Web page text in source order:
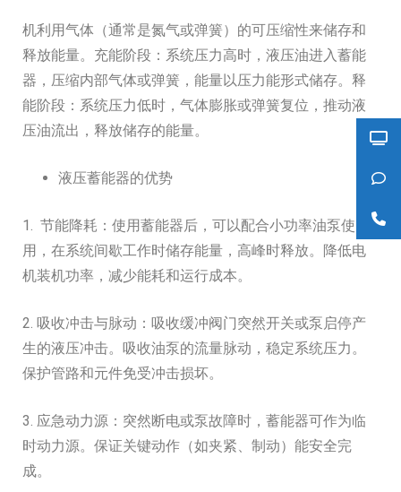
机利用气体（通常是氮气或弹簧）的可压缩性来储存和
释放能量。充能阶段：系统压力高时，液压油进入蓄能
器，压缩内部气体或弹簧，能量以压力能形式储存。释
能阶段：系统压力低时，气体膨胀或弹簧复位，推动液
压油流出，释放储存的能量。
液压蓄能器的优势
1. 节能降耗：使用蓄能器后，可以配合小功率油泵使
用，在系统间歇工作时储存能量，高峰时释放。降低电
机装机功率，减少能耗和运行成本。
2. 吸收冲击与脉动：吸收缓冲阀门突然开关或泵启停产
生的液压冲击。吸收油泵的流量脉动，稳定系统压力。
保护管路和元件免受冲击损坏。
3. 应急动力源：突然断电或泵故障时，蓄能器可作为临
时动力源。保证关键动作（如夹紧、制动）能安全完
成。